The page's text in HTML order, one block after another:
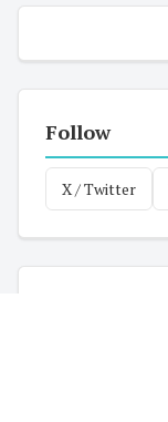
Follow
X / Twitter